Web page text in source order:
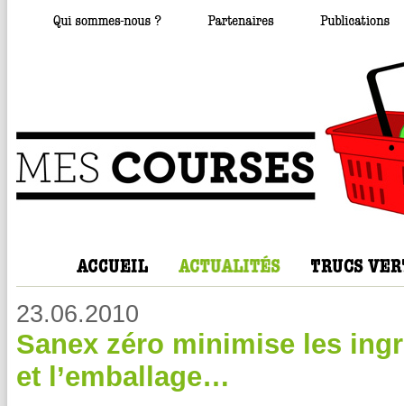
23.06.2010
Sanex zéro minimise les
et l’emballage…